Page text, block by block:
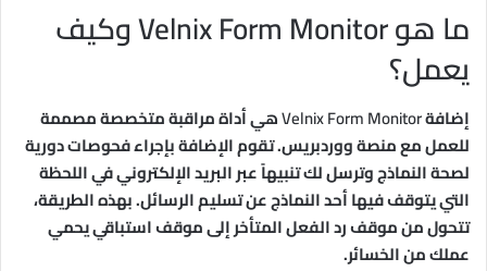
ما هو Velnix Form Monitor وكيف
يعمل؟
إضافةVelnix Form Monitorهي أداة مراقبة متخصصة مصممة
للعمل مع منصة ووردبريس. تقوم الإضافة بإجراء فحوصات دورية
لصحة النماذج وترسل لك تنبيهاً عبر البريد الإلكتروني في اللحظة
التي يتوقف فيها أحد النماذج عن تسليم الرسائل. بهذه الطريقة،
تتحول من موقف رد الفعل المتأخر إلى موقف استباقي يحمي
عملك من الخسائر.